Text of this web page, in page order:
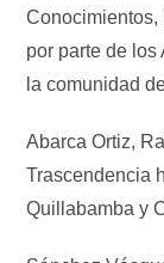
Conocimientos,
por parte de
la comunidad
Abarca Ortiz,
Trascendencia
Quillabamba y